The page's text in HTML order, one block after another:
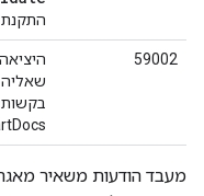
התקנת Edge
59002